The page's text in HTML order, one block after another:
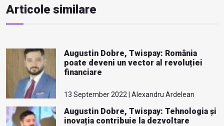
Articole similare
Augustin Dobre, Twispay: România
poate deveni un vector al revoluției
financiare
13 September 2022 | Alexandru Ardelean
Augustin Dobre, Twispay: Tehnologia și
inovația contribuie la dezvoltare